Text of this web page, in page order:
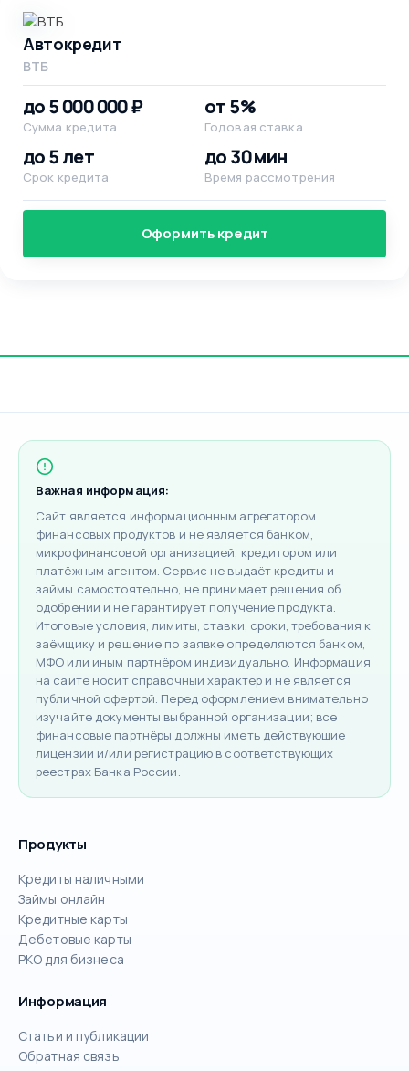
Автокредит
ВТБ
до 5 000 000 ₽
Сумма кредита
от 5%
Годовая ставка
до 5 лет
Срок кредита
до 30 мин
Время рассмотрения
Оформить кредит
Важная информация:
Сайт является информационным агрегатором
финансовых продуктов и не является банком,
микрофинансовой организацией, кредитором или
платёжным агентом. Сервис не выдаёт кредиты и
займы самостоятельно, не принимает решения об
одобрении и не гарантирует получение продукта.
Итоговые условия, лимиты, ставки, сроки, требования к
заёмщику и решение по заявке определяются банком,
МФО или иным партнёром индивидуально. Информация
на сайте носит справочный характер и не является
публичной офертой. Перед оформлением внимательно
изучайте документы выбранной организации; все
финансовые партнёры должны иметь действующие
лицензии и/или регистрацию в соответствующих
реестрах Банка России.
Продукты
Кредиты наличными
Займы онлайн
Кредитные карты
Дебетовые карты
РКО для бизнеса
Информация
Статьи и публикации
Обратная связь